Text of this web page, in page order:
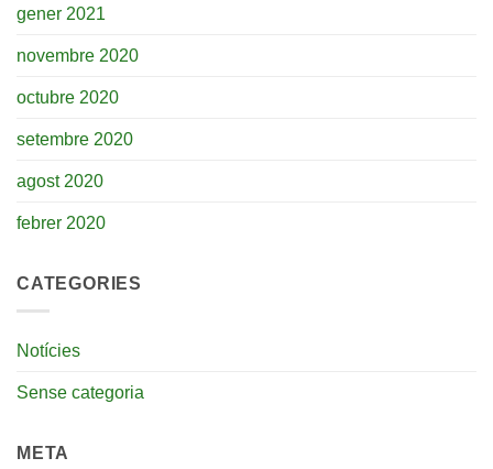
gener 2021
novembre 2020
octubre 2020
setembre 2020
agost 2020
febrer 2020
CATEGORIES
Notícies
Sense categoria
META